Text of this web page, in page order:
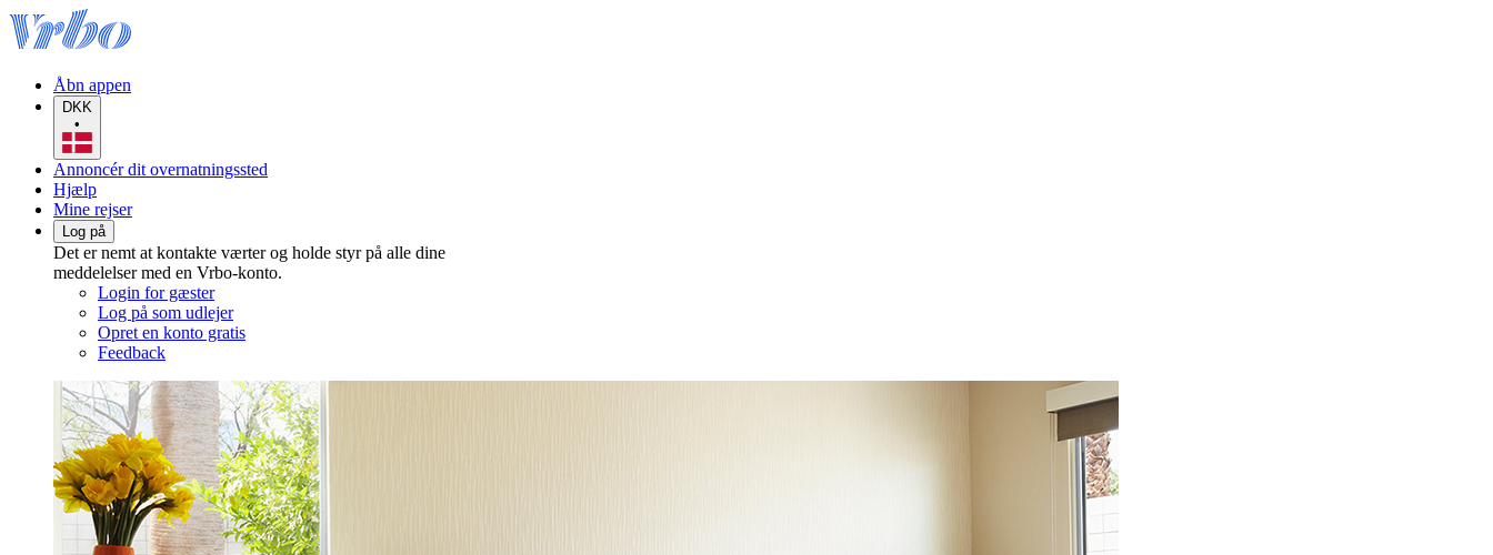
Åbn appen
DKK
•
Annoncér dit overnatningssted
Hjælp
Mine rejser
Log på
Det er nemt at kontakte værter og holde styr på alle dine
meddelelser med en Vrbo-konto.
Login for gæster
Log på som udlejer
Opret en konto gratis
Feedback